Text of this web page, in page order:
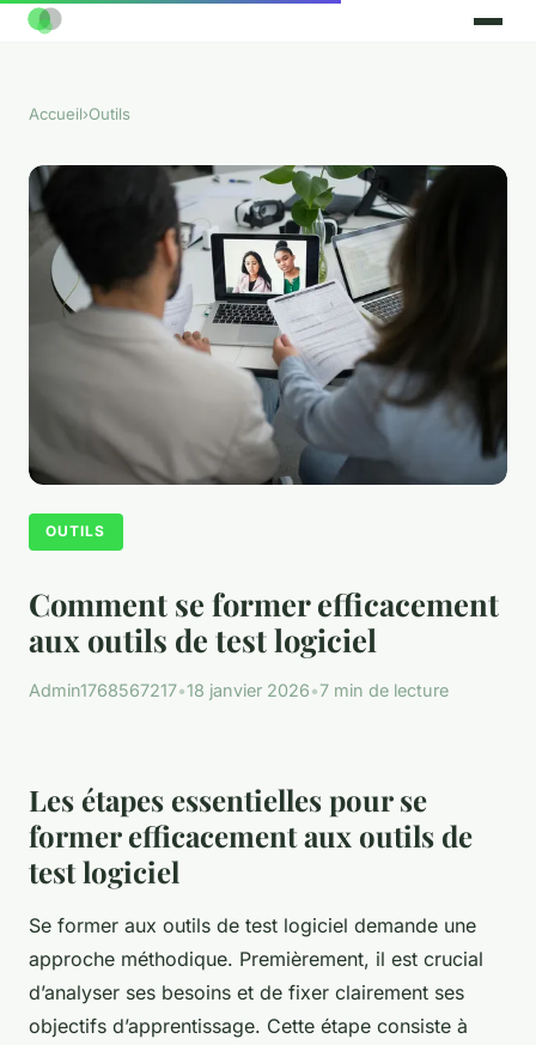
Accueil›Outils
OUTILS
Comment se former efficacement
aux outils de test logiciel
Admin1768567217•18 janvier 2026•7 min de lecture
Les étapes essentielles pour se
former efficacement aux outils de
test logiciel
Se former aux outils de test logiciel demande une
approche méthodique. Premièrement, il est crucial
d’analyser ses besoins et de fixer clairement ses
objectifs d’apprentissage. Cette étape consiste à